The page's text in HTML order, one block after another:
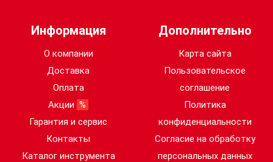
Информация
О компании
Доставка
Оплата
Акции %
Гарантия и сервис
Контакты
Каталог инструмента
Дополнительно
Карта сайта
Пользовательское
соглашение
Политика
конфиденциальности
Согласие на обработку
персональных данных